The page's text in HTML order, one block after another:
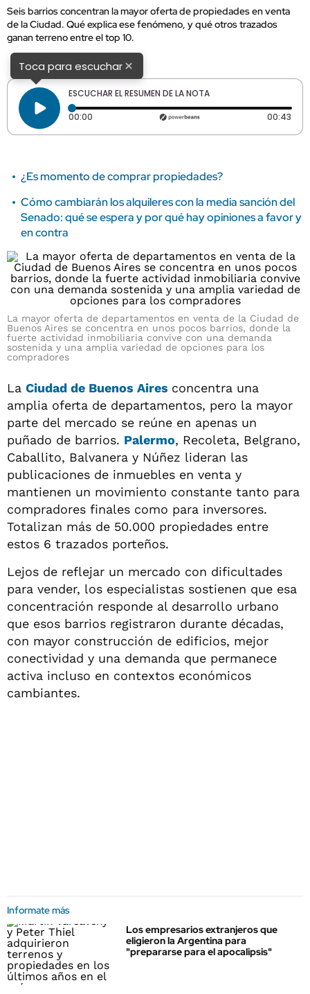
Seis barrios concentran la mayor oferta de propiedades en venta
de la Ciudad. Qué explica ese fenómeno, y qué otros trazados
ganan terreno entre el top 10.
Toca para escuchar×
ESCUCHAR EL RESUMEN DE LA NOTA
00:00 Tiempo transcurrido: 0 segundos 00:43
¿Es momento de comprar propiedades?
Cómo cambiarán los alquileres con la media sanción del
Senado: qué se espera y por qué hay opiniones a favor y
en contra
La mayor oferta de departamentos en venta de la Ciudad de
Buenos Aires se concentra en unos pocos barrios, donde la
fuerte actividad inmobiliaria convive con una demanda
sostenida y una amplia variedad de opciones para los
compradores
La Ciudad de Buenos Aires concentra una
amplia oferta de departamentos, pero la mayor
parte del mercado se reúne en apenas un
puñado de barrios. Palermo, Recoleta, Belgrano,
Caballito, Balvanera y Núñez lideran las
publicaciones de inmuebles en venta y
mantienen un movimiento constante tanto para
compradores finales como para inversores.
Totalizan más de 50.000 propiedades entre
estos 6 trazados porteños.
Lejos de reflejar un mercado con dificultades
para vender, los especialistas sostienen que esa
concentración responde al desarrollo urbano
que esos barrios registraron durante décadas,
con mayor construcción de edificios, mejor
conectividad y una demanda que permanece
activa incluso en contextos económicos
cambiantes.
Informate más
Los empresarios extranjeros que
eligieron la Argentina para
"prepararse para el apocalipsis"